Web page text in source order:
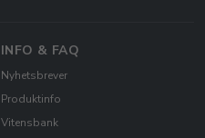
INFO & FAQ
Nyhetsbrever
Produktinfo
Vitensbank